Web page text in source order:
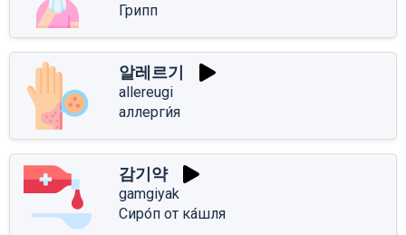
Грипп
알레르기
allereugi
аллерги́я
감기약
gamgiyak
Сиро́п от ка́шля